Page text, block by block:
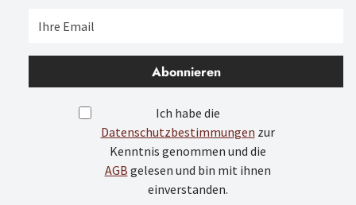
Abonnieren
Ich habe die
Datenschutzbestimmungen zur
Kenntnis genommen und die
AGB gelesen und bin mit ihnen
einverstanden.